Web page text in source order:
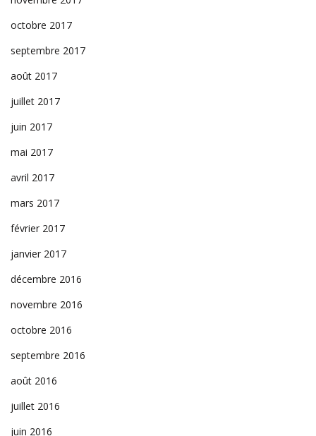
octobre 2017
septembre 2017
août 2017
juillet 2017
juin 2017
mai 2017
avril 2017
mars 2017
février 2017
janvier 2017
décembre 2016
novembre 2016
octobre 2016
septembre 2016
août 2016
juillet 2016
juin 2016